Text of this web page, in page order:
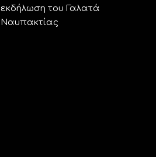
εκδήλωση του Γαλατά
Ναυπακτίας